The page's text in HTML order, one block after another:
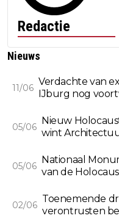
Redactie
Nieuws
11/06
Verdachte van
IJburg nog
05/06
Nieuw
wint
05/06
Nationaal
van de
02/06
Toenemende
verontrusten